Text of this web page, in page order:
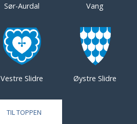
Sør-Aurdal Vang
Vestre Slidre Øystre Slidre
TIL TOPPEN